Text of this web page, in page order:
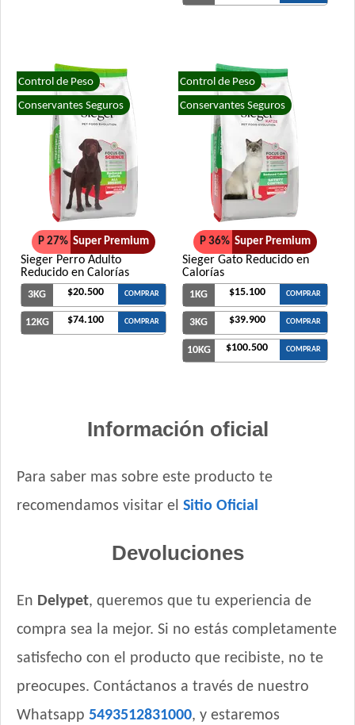
Control de Peso
Conservantes Seguros
P 27% Super Premium
Sieger Perro Adulto
Reducido en Calorías
3KG $20.500 COMPRAR
12KG $74.100 COMPRAR
Control de Peso
Conservantes Seguros
P 36% Super Premium
Sieger Gato Reducido en
Calorías
1KG $15.100 COMPRAR
3KG $39.900 COMPRAR
10KG $100.500 COMPRAR
Información oficial
Para saber mas sobre este producto te
recomendamos visitar el Sitio Oficial
Devoluciones
En Delypet, queremos que tu experiencia de
compra sea la mejor. Si no estás completamente
satisfecho con el producto que recibiste, no te
preocupes. Contáctanos a través de nuestro
Whatsapp 5493512831000, y estaremos